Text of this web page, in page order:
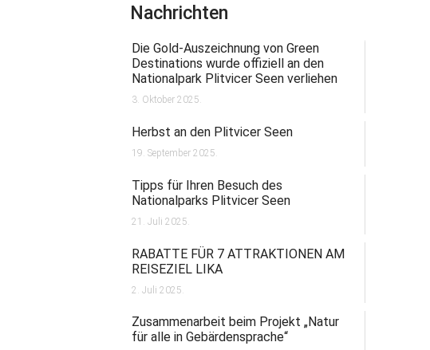
Nachrichten
Die Gold-Auszeichnung von Green
Destinations wurde offiziell an den
Nationalpark Plitvicer Seen verliehen
3. Oktober 2025.
Herbst an den Plitvicer Seen
19. September 2025.
Tipps für Ihren Besuch des
Nationalparks Plitvicer Seen
21. Juli 2025.
RABATTE FÜR 7 ATTRAKTIONEN AM
REISEZIEL LIKA
2. Juli 2025.
Zusammenarbeit beim Projekt „Natur
für alle in Gebärdensprache“